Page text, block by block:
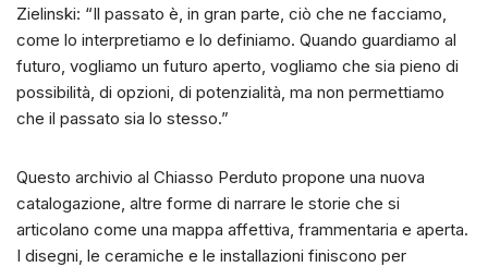
Zielinski: “Il passato è, in gran parte, ciò che ne facciamo,
come lo interpretiamo e lo definiamo. Quando guardiamo al
futuro, vogliamo un futuro aperto, vogliamo che sia pieno di
possibilità, di opzioni, di potenzialità, ma non permettiamo
che il passato sia lo stesso.”
Questo archivio al Chiasso Perduto propone una nuova
catalogazione, altre forme di narrare le storie che si
articolano come una mappa affettiva, frammentaria e aperta.
I disegni, le ceramiche e le installazioni finiscono per